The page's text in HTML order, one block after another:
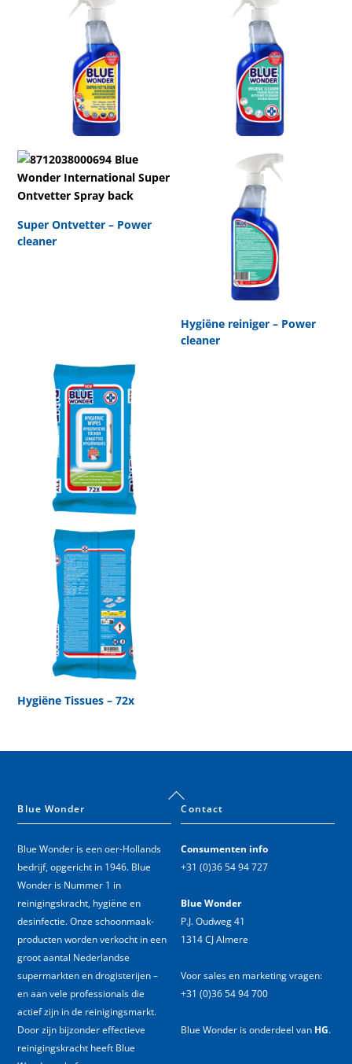
Super Ontvetter – Power
cleaner
Hygiëne reiniger – Power
cleaner
Hygiëne Tissues – 72x
Back
To
Top
Blue Wonder
Blue Wonder is een oer-Hollands
bedrijf, opgericht in 1946. Blue
Wonder is Nummer 1 in
reinigingskracht, hygiëne en
desinfectie. Onze schoonmaak­
producten worden verkocht in een
groot aantal Nederlandse
supermarkten en drogisterijen –
en aan vele professionals die
actief zijn in de reinigingsmarkt.
Door zijn bijzonder effectieve
reinigingskracht heeft Blue
Contact
Consumenten info
+31 (0)36 54 94 727
Blue Wonder
P.J. Oudweg 41
1314 CJ Almere
Voor sales en marketing vragen:
+31 (0)36 54 94 700
Blue Wonder is onderdeel van HG.